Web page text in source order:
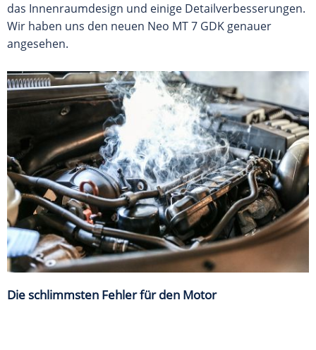
das Innenraumdesign und einige Detailverbesserungen.
Wir haben uns den neuen Neo MT 7 GDK genauer
angesehen.
Die schlimmsten Fehler für den Motor